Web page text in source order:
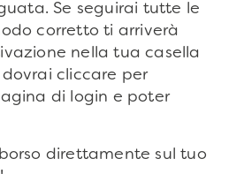
Se seguirai tutte le
corretto ti arriverà
nella tua casella
cliccare per
di login e poter
direttamente sul tuo